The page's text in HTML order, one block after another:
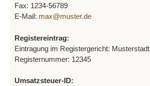
Fax: 1234-56789
E-Mail: max@muster.de
Registereintrag:
Eintragung im Registergericht: Musterstadt
Registernummer: 12345
Umsatzsteuer-ID: